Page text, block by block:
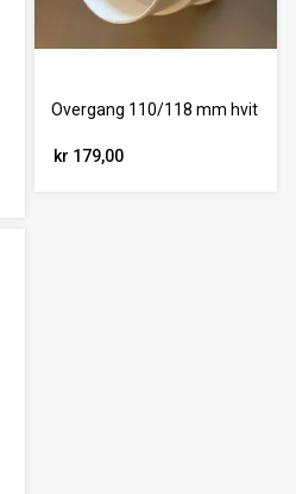
Overgang 110/118 mm hvit
kr 179,00